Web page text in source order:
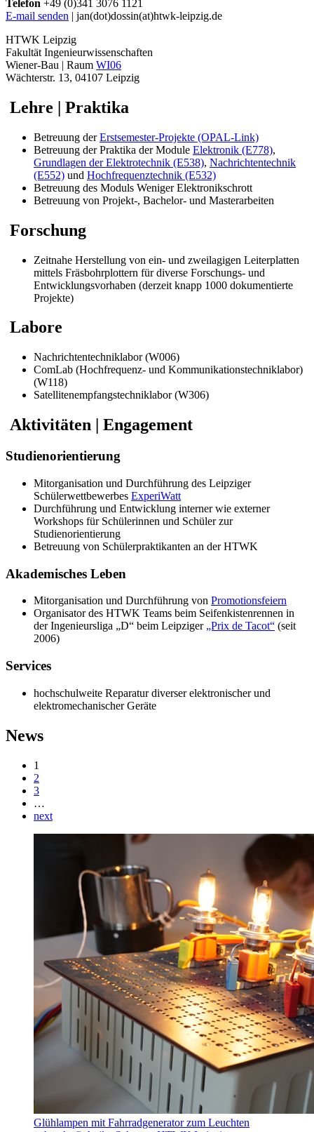
Telefon +49 (0)341 3076 1121
E-mail senden | jan(dot)dossin(at)htwk-leipzig.de
HTWK Leipzig
Fakultät Ingenieurwissenschaften
Wiener-Bau | Raum WI06
Wächterstr. 13, 04107 Leipzig
Lehre | Praktika
Betreuung derErstsemester-Projekte (OPAL-Link)
Betreuung der Praktika der Module Elektronik (E778),
Grundlagen der Elektrotechnik (E538), Nachrichtentechnik
(E552) und Hochfrequenztechnik (E532)
Betreuung des Moduls Weniger Elektronikschrott
Betreuung von Projekt-, Bachelor- und Masterarbeiten
Forschung
Zeitnahe Herstellung von ein- und zweilagigen Leiterplatten
mittels Fräsbohrplottern für diverse Forschungs- und
Entwicklungsvorhaben (derzeit knapp 1000 dokumentierte
Projekte)
Labore
Nachrichtentechniklabor (W006)
ComLab (Hochfrequenz- und Kommunikationstechniklabor)
(W118)
Satellitenempfangstechniklabor (W306)
Aktivitäten | Engagement
Studienorientierung
Mitorganisation und Durchführung des Leipziger
Schülerwettbewerbes ExperiWatt
Durchführung und Entwicklung interner wie externer
Workshops für Schülerinnen und Schüler zur
Studienorientierung
Betreuung von Schülerpraktikanten an der HTWK
Akademisches Leben
Mitorganisation und Durchführung von Promotionsfeiern
Organisator des HTWK Teams beim Seifenkistenrennen in
der Ingenieursliga „D“ beim Leipziger „Prix de Tacot“ (seit
2006)
Services
hochschulweite Reparatur diverser elektronischer und
elektromechanischer Geräte
News
1
2
3
…
next
Glühlampen mit Fahrradgenerator zum Leuchten